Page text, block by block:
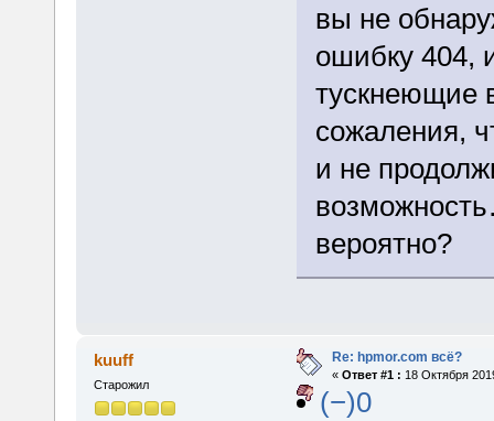
вы не
ошибку 404,
тускнеющие
сожаления,
и не
вероятно?
kuuff
Старожил
Re: hpmor.com всё?
« Ответ #1 : 18 Октября
(−)0